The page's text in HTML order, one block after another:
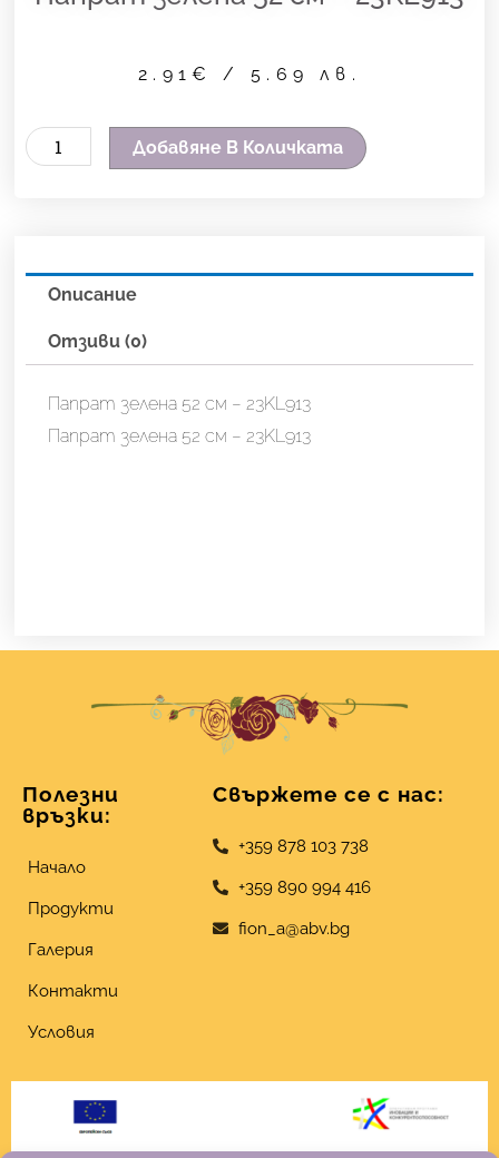
2.91€ / 5.69 лв.
количество
52
23KL913
Добавяне В Количката
Описание
Отзиви (0)
Папрат зелена 52 см – 23KL913
Папрат зелена 52 см – 23KL913
Полезни
връзки:
Начало
Продукти
Галерия
Контакти
Условия
Свържете се с нас:
+359 878 103 738
+359 890 994 416
fion_a@abv.bg